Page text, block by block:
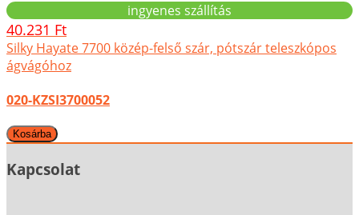
ingyenes szállítás
40.231 Ft
Silky Hayate 7700 közép-felső szár, pótszár teleszkópos
ágvágóhoz
020-KZSI3700052
Kapcsolat